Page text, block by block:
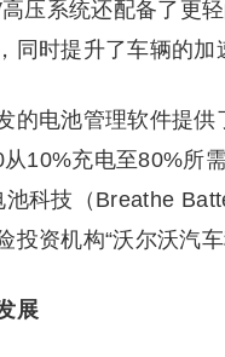
压系统还配备了更
同时提升了车辆的加
的电池管理软件提
10%充电至80%所
科技（Breathe
投资机构“沃尔沃汽
展